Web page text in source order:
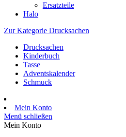
Ersatzteile
Halo
Zur Kategorie Drucksachen
Drucksachen
Kinderbuch
Tasse
Adventskalender
Schmuck
Mein Konto
Menü schließen
Mein Konto